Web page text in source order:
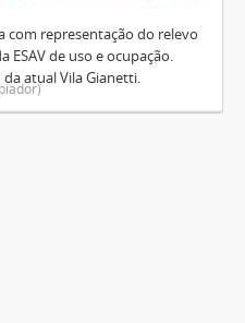
com representação do relevo
ESAV de uso e ocupação.
atual Vila Gianetti.